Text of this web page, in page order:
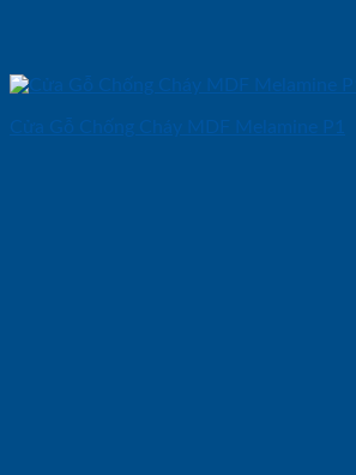
Cửa Gỗ Chống Cháy MDF Melamine P1